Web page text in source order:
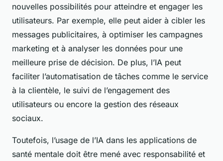
nouvelles possibilités pour atteindre et engager les
utilisateurs. Par exemple, elle peut aider à cibler les
messages publicitaires, à optimiser les campagnes
marketing et à analyser les données pour une
meilleure prise de décision. De plus, l’IA peut
faciliter l’automatisation de tâches comme le service
à la clientèle, le suivi de l’engagement des
utilisateurs ou encore la gestion des réseaux
sociaux.
Toutefois, l’usage de l’IA dans les applications de
santé mentale doit être mené avec responsabilité et